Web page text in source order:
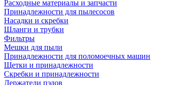
Расходные материалы и запчасти
Принадлежности для пылесосов
Насадки и скребки
Шланги и трубки
Фильтры
Мешки для пыли
Принадлежности для поломоечных машин
Щетки и принадлежности
Скребки и принадлежности
Держатели пэдов